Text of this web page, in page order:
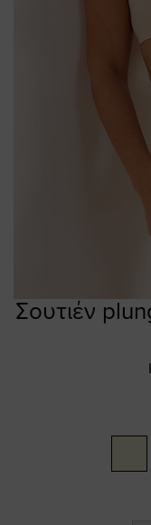
Σουτιέν
Skip